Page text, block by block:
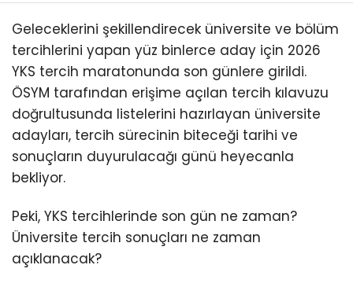
Geleceklerini şekillendirecek üniversite ve bölüm
tercihlerini yapan yüz binlerce aday için 2026
YKS tercih maratonunda son günlere girildi.
ÖSYM tarafından erişime açılan tercih kılavuzu
doğrultusunda listelerini hazırlayan üniversite
adayları, tercih sürecinin biteceği tarihi ve
sonuçların duyurulacağı günü heyecanla
bekliyor.
Peki, YKS tercihlerinde son gün ne zaman?
Üniversite tercih sonuçları ne zaman
açıklanacak?